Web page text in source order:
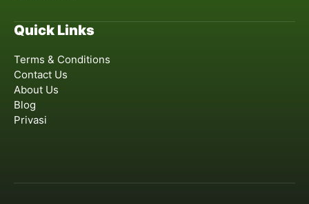
Quick Links
Terms & Conditions
Contact Us
About Us
Blog
Privasi